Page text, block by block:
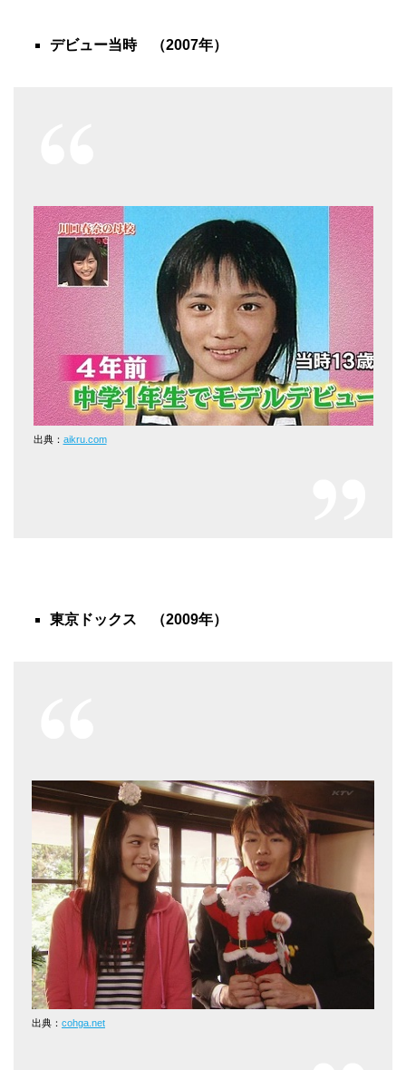
デビュー当時 （2007年）
出典： aikru.com
東京ドックス （2009年）
出典： cohga.net